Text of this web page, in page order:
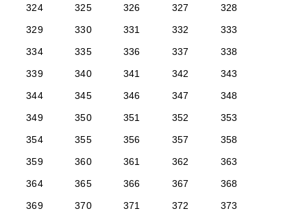
324
325 326 327
328
329
330 331 332
333
334
335 336 337
338
339
340 341 342
343
344
345 346 347
348
349
350 351 352
353
354
355 356 357
358
359
360 361 362
363
364
365 366 367
368
369
370 371 372 373